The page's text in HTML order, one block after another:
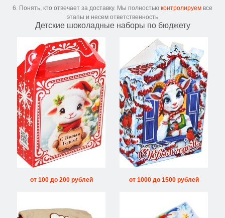
6. Понять, кто отвечает за доставку. Мы полностью контролируем все
этапы и несем ответственность
Детские шоколадные наборы по бюджету
от 100 до 200 рублей от 1000 до 1500 рублей